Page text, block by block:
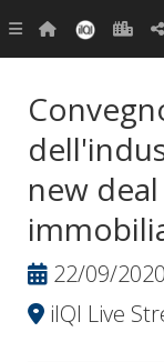
new
22/09/
ilQI Live